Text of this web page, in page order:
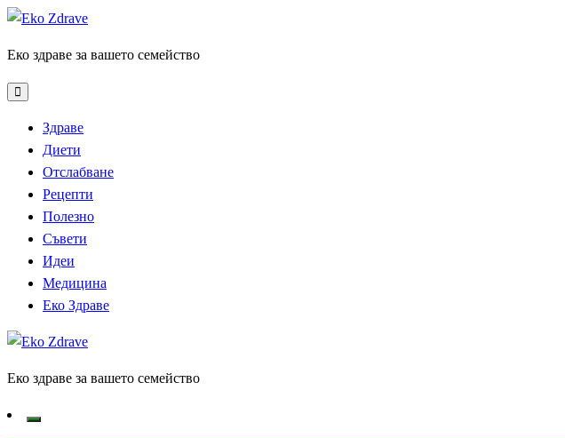
Skip
content
Еко здраве за вашето семейство
Здраве
Диети
Отслабване
Рецепти
Полезно
Съвети
Идеи
Медицина
Еко Здраве
Еко здраве за вашето семейство